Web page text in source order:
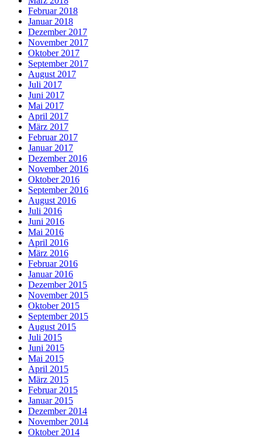
Februar 2018
Januar 2018
Dezember 2017
November 2017
Oktober 2017
September 2017
August 2017
Juli 2017
Juni 2017
Mai 2017
April 2017
März 2017
Februar 2017
Januar 2017
Dezember 2016
November 2016
Oktober 2016
September 2016
August 2016
Juli 2016
Juni 2016
Mai 2016
April 2016
März 2016
Februar 2016
Januar 2016
Dezember 2015
November 2015
Oktober 2015
September 2015
August 2015
Juli 2015
Juni 2015
Mai 2015
April 2015
März 2015
Februar 2015
Januar 2015
Dezember 2014
November 2014
Oktober 2014